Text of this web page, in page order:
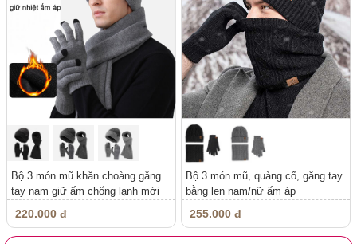
Bộ 3 món mũ khăn choàng găng
tay nam giữ ấm chống lạnh mới
220.000 đ
Bộ 3 món mũ, quàng cổ, găng tay
bằng len nam/nữ ấm áp
255.000 đ